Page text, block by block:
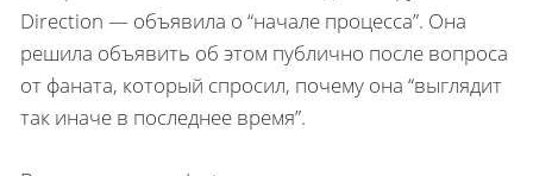
Direction — объявила о “начале процесса”. Она
решила объявить об этом публично после вопроса
от фаната, который спросил, почему она “выглядит
так иначе в последнее время”.